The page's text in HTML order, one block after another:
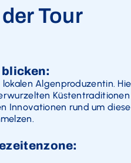
Tour
:
Algenproduzentin.
Küstentraditionen
Innovationen rund um diese